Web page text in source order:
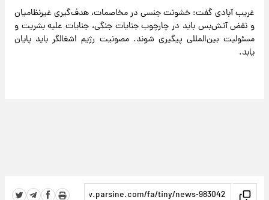
‌غریب آبادی گفت: خشونت جنسی در مخاصمات، هدف‌گیری غیرنظامیان
و نقض آتش‌بس باید در چارچوب جنایات جنگی، جنایات علیه بشریت و
مسئولیت بین‌المللی پیگیری شوند. مصونیت رژیم اشغالگر باید پایان
یابد.